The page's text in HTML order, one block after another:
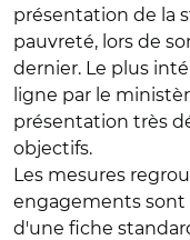
présentation de la
pauvreté, lors de
dernier. Le plus
ligne par le
présentation très
objectifs.
Les mesures
engagements sont
d'une fiche